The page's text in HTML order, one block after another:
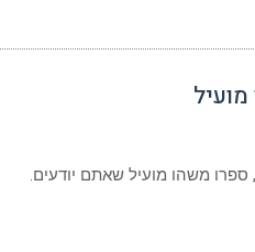
משהו מועיל שאתם יודעים.